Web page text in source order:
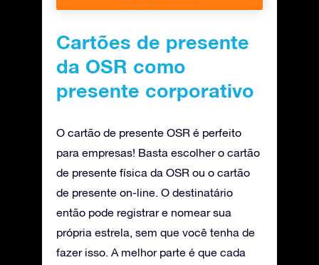
Cartões de presente
da OSR como
presente corporativo
O cartão de presente OSR é perfeito
para empresas! Basta escolher o cartão
de presente física da OSR ou o cartão
de presente on-line. O destinatário
então pode registrar e nomear sua
própria estrela, sem que você tenha de
fazer isso. A melhor parte é que cada